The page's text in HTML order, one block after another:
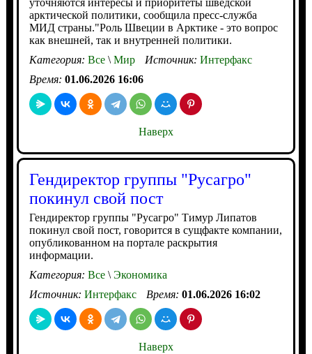
арктической политики, сообщила пресс-служба
МИД страны."Роль Швеции в Арктике - это вопрос
как внешней, так и внутренней политики.
Категория: Все\Мир Источник: Интерфакс
Время: 01.06.2026 16:06
Наверх
Гендиректор группы "Русагро"
покинул свой пост
Гендиректор группы "Русагро" Тимур Липатов
покинул свой пост, говорится в сущфакте компании,
опубликованном на портале раскрытия
информации.
Категория: Все\Экономика
Источник: Интерфакс Время: 01.06.2026 16:02
Наверх